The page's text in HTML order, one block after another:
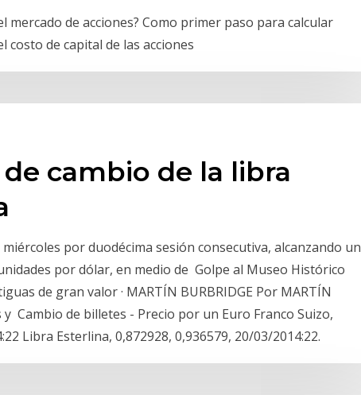
mercado de acciones? Como primer paso para calcular
costo de capital de las acciones
cambio de la libra
por duodécima sesión consecutiva, alcanzando un
por dólar, en medio de Golpe al Museo Histórico
de gran valor · MARTÍN BURBRIDGE Por MARTÍN
y Cambio de billetes - Precio por un Euro Franco Suizo,
Libra Esterlina, 0,872928, 0,936579, 20/03/2014:22.